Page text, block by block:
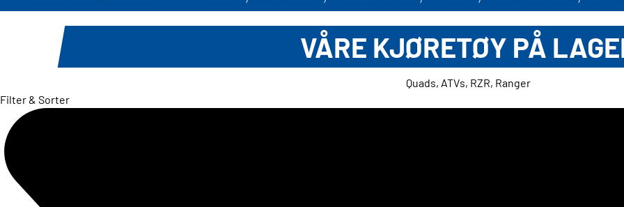
VÅRE KJØRETØY PÅ
Quads, ATVs, RZR, Ranger
Filter & Sorter